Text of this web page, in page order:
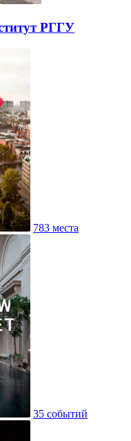
РГГУ
783 места
35 событий